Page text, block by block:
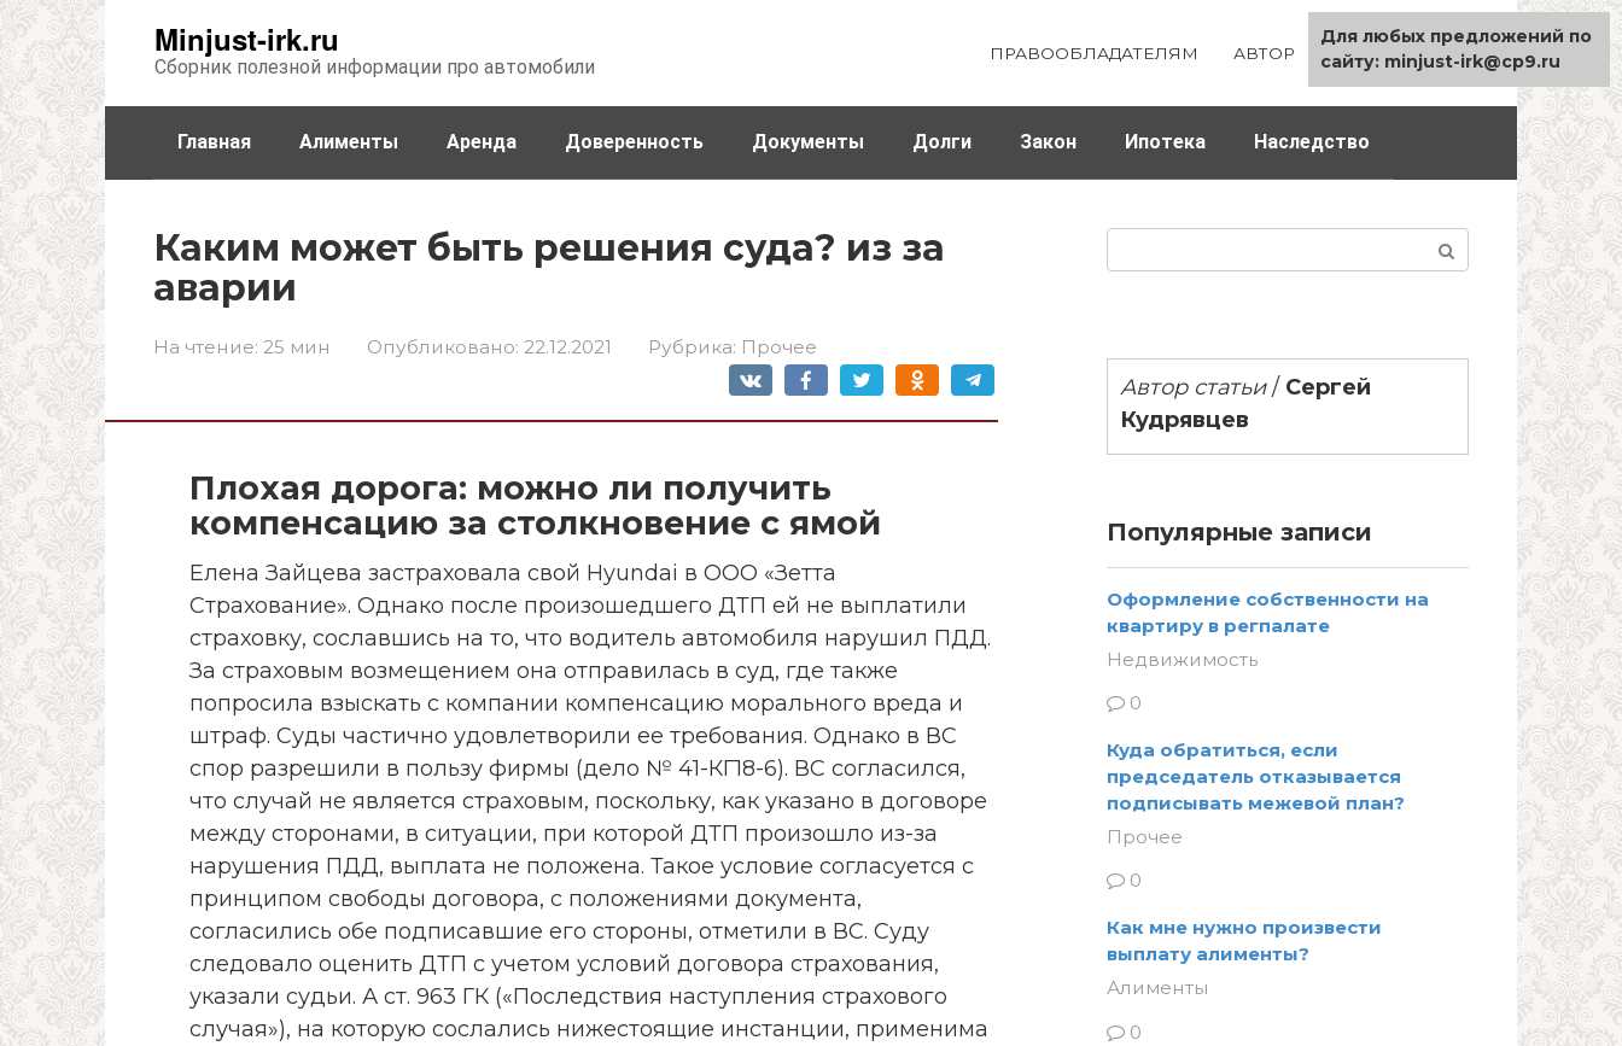
Minjust-irk.ru
Сборник полезной информации про автомобили
ПРАВООБЛАДАТЕЛЯМ АВТОР КАРТА САЙТА
Главная Алименты Аренда Доверенность Документы Долги Закон Ипотека Наследство
Каким может быть решения суда? из за
аварии
На чтение: 25 мин Опубликовано: 22.12.2021 Рубрика: Прочее
Плохая дорога: можно ли получить
компенсацию за столкновение с ямой
Елена Зайцева застраховала свой Hyundai в ООО «Зетта
Страхование». Однако после произошедшего ДТП ей не выплатили
страховку, сославшись на то, что водитель автомобиля нарушил ПДД.
За страховым возмещением она отправилась в суд, где также
попросила взыскать с компании компенсацию морального вреда и
штраф. Суды частично удовлетворили ее требования. Однако в ВС
спор разрешили в пользу фирмы (дело № 41-КГ18-6). ВС согласился,
что случай не является страховым, поскольку, как указано в договоре
между сторонами, в ситуации, при которой ДТП произошло из-за
нарушения ПДД, выплата не положена. Такое условие согласуется с
принципом свободы договора, с положениями документа,
согласились обе подписавшие его стороны, отметили в ВС. Суду
следовало оценить ДТП с учетом условий договора страхования,
указали судьи. А ст. 963 ГК («Последствия наступления страхового
случая»), на которую сослались нижестоящие инстанции, применима
Автор статьи/ Сергей
Кудрявцев
Популярные записи
Оформление собственности на
квартиру в регпалате
Недвижимость
0
Куда обратиться, если
председатель отказывается
подписывать межевой план?
Прочее
0
Как мне нужно произвести
выплату алименты?
Алименты
0
Для любых предложений по
сайту: minjust-irk@cp9.ru